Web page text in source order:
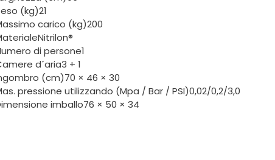
(kg)21
carico (kg)200
di persone1
d´aria3 + 1
(cm)70 × 46 × 30
pressione utilizzando (Mpa / Bar / PSI)0,02/0,2/3,0
imballo76 × 50 × 34